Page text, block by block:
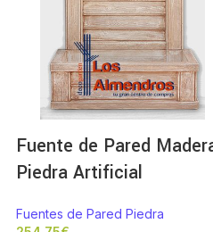
Fuente de Pared
Piedra Artificial
Fuentes de Pared Piedra